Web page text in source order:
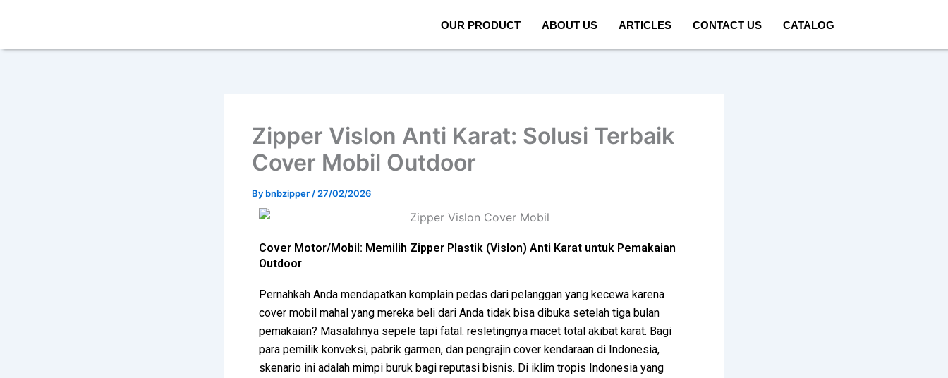
OUR PRODUCT ABOUT US ARTICLES CONTACT US CATALOG
Zipper Vislon Anti Karat: Solusi Terbaik
Cover Mobil Outdoor
By bnbzipper / 27/02/2026
Cover Motor/Mobil: Memilih Zipper Plastik (Vislon) Anti Karat untuk Pemakaian
Outdoor
Pernahkah Anda mendapatkan komplain pedas dari pelanggan yang kecewa karena
cover mobil mahal yang mereka beli dari Anda tidak bisa dibuka setelah tiga bulan
pemakaian? Masalahnya sepele tapi fatal: resletingnya macet total akibat karat. Bagi
para pemilik konveksi, pabrik garmen, dan pengrajin cover kendaraan di Indonesia,
skenario ini adalah mimpi buruk bagi reputasi bisnis. Di iklim tropis Indonesia yang